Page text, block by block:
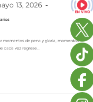
13, 2026
momentos de pena y gloria, momentos
cada vez regrese…